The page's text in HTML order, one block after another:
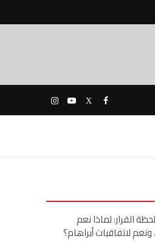
القرار: لماذا نعم
لاتفاقيات أبراهام؟